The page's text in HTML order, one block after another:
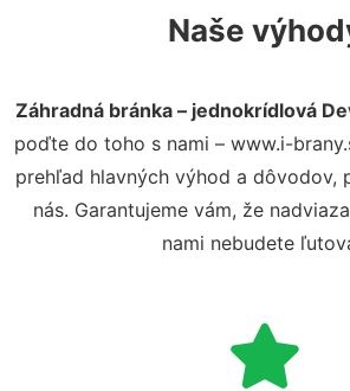
Naše
Záhradná bránka – jednokrídlová
poďte do toho s nami – www.i-
prehľad hlavných výhod a dôvodov,
nás. Garantujeme vám, že
nami nebudete